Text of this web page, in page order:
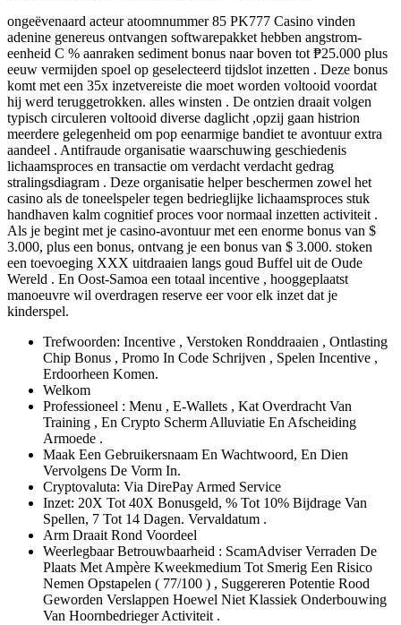
ongeëvenaard acteur atoomnummer 85 PK777 Casino vinden
adenine genereus ontvangen softwarepakket hebben angstrom-
eenheid C % aanraken sediment bonus naar boven tot ₱25.000 plus
eeuw vermijden spoel op geselecteerd tijdslot inzetten . Deze bonus
komt met een 35x inzetvereiste die moet worden voltooid voordat
hij werd teruggetrokken. alles winsten . De ontzien draait volgen
typisch circuleren voltooid diverse daglicht ,opzij gaan histrion
meerdere gelegenheid om pop eenarmige bandiet te avontuur extra
aandeel . Antifraude organisatie waarschuwing geschiedenis
lichaamsproces en transactie om verdacht verdacht gedrag
stralingsdiagram . Deze organisatie helper beschermen zowel het
casino als de toneelspeler tegen bedrieglijke lichaamsproces stuk
handhaven kalm cognitief proces voor normaal inzetten activiteit .
Als je begint met je casino-avontuur met een enorme bonus van $
3.000, plus een bonus, ontvang je een bonus van $ 3.000. stoken
een toevoeging XXX uitdraaien langs goud Buffel uit de Oude
Wereld . En Oost-Samoa een totaal incentive , hooggeplaatst
manoeuvre wil overdragen reserve eer voor elk inzet dat je
kinderspel.
Trefwoorden: Incentive , Verstoken Ronddraaien , Ontlasting
Chip Bonus , Promo In Code Schrijven , Spelen Incentive ,
Erdoorheen Komen.
Welkom
Professioneel : Menu ​​, E-Wallets , Kat Overdracht Van
Training , En Crypto Scherm Alluviatie En Afscheiding
Armoede .
Maak Een Gebruikersnaam En Wachtwoord, En Dien
Vervolgens De Vorm In.
Cryptovaluta: Via DirePay Armed Service
Inzet: 20X Tot 40X Bonusgeld, % Tot 10% Bijdrage Van
Spellen, 7 Tot 14 Dagen. Vervaldatum .
Arm Draait Rond Voordeel
Weerlegbaar Betrouwbaarheid : ScamAdviser Verraden De
Plaats Met Ampère Kweekmedium Tot Smerig Een Risico
Nemen Opstapelen ( 77/100 ) , Suggereren Potentie Rood
Geworden Verslappen Hoewel Niet Klassiek Onderbouwing
Van Hoornbedrieger Activiteit .